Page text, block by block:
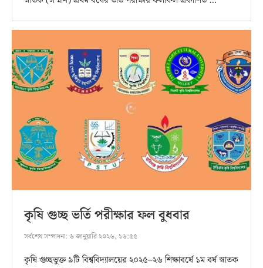
কৃষি গুচ্ছ ভর্তি পরীক্ষার ফল বুধবার
সর্বশেষ সম্পাদনা: ৬ জানুয়ারি ২০২৬, ১৬:৫৫
কৃষি গুচ্ছভুক্ত ৯টি বিশ্ববিদ্যালয়ের ২০২৫–২৬ শিক্ষাবর্ষে ১ম বর্ষ স্নাতক